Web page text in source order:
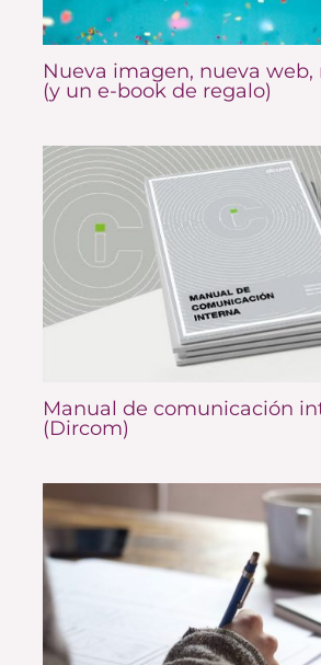
Nueva imagen, nueva web,
(y un e-book de regalo)
Manual de comunicación
(Dircom)